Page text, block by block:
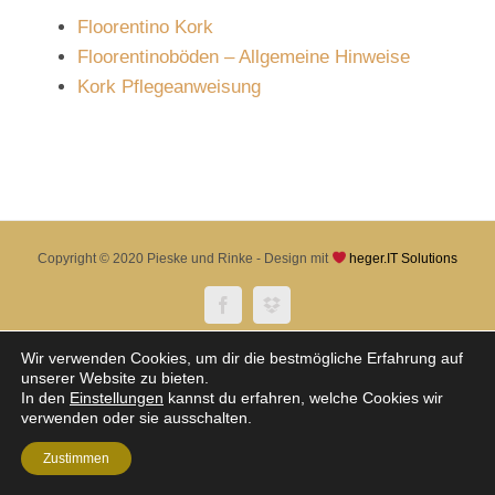
Floorentino Kork
Floorentinoböden – Allgemeine Hinweise
Kork Pflegeanweisung
Copyright © 2020 Pieske und Rinke - Design mit heger.IT Solutions
FacebookDropbox
Wir verwenden Cookies, um dir die bestmögliche Erfahrung auf
unserer Website zu bieten.
In den Einstellungen kannst du erfahren, welche Cookies wir
verwenden oder sie ausschalten.
Zustimmen